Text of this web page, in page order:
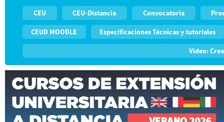
CEU CEU-Distancia Convocatoria
CEUD MOODLE Especificaciones Técnicas y tutoriales
Video: